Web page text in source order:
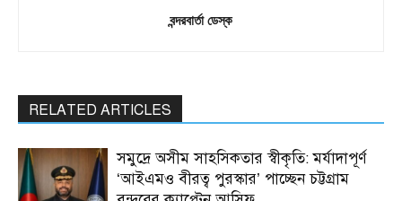
বন্দরবার্তা ডেস্ক
RELATED ARTICLES
সমুদ্রে অসীম সাহসিকতার স্বীকৃতি: মর্যাদাপূর্ণ
‘আইএমও বীরত্ব পুরস্কার’ পাচ্ছেন চট্টগ্রাম